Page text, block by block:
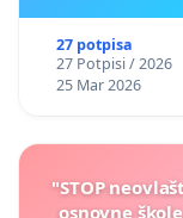
27 potpisa
27 Potpisi / 2026
25 Mar 2026
"STOP
osnovne